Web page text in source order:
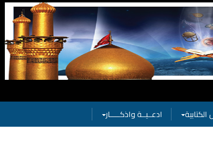
الحسينية
ادعــيــة واذكـــــار